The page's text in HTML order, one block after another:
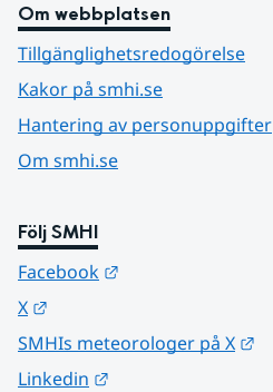
Om webbplatsen
Tillgänglighetsredogörelse
Kakor på smhi.se
Hantering av personuppgifter
Om smhi.se
Följ SMHI
Facebook
X
SMHIs meteorologer på X
Linkedin